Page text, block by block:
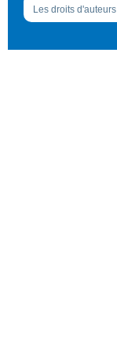
Les droits d'auteurs